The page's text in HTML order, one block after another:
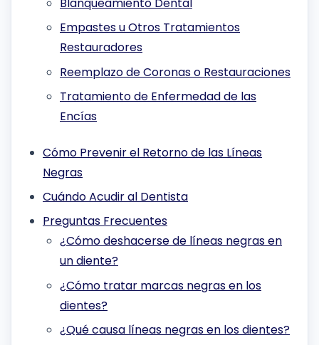
Empastes u Otros Tratamientos
Restauradores
Reemplazo de Coronas o Restauraciones
Tratamiento de Enfermedad de las
Encías
Cómo Prevenir el Retorno de las Líneas
Negras
Cuándo Acudir al Dentista
Preguntas Frecuentes
¿Cómo deshacerse de líneas negras en
un diente?
¿Cómo tratar marcas negras en los
dientes?
¿Qué causa líneas negras en los dientes?